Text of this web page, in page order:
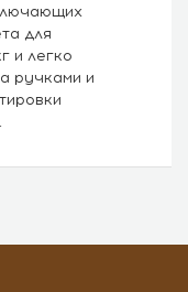
для
и легко
ручками и